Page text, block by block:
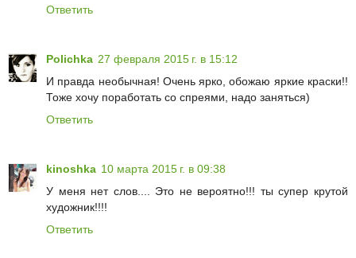
Ответить
Polichka 27 февраля 2015 г. в 15:12
И правда необычная! Очень ярко, обожаю яркие краски!!
Тоже хочу поработать со спреями, надо заняться)
Ответить
kinoshka 10 марта 2015 г. в 09:38
У меня нет слов.... Это не вероятно!!! ты супер крутой
художник!!!!
Ответить